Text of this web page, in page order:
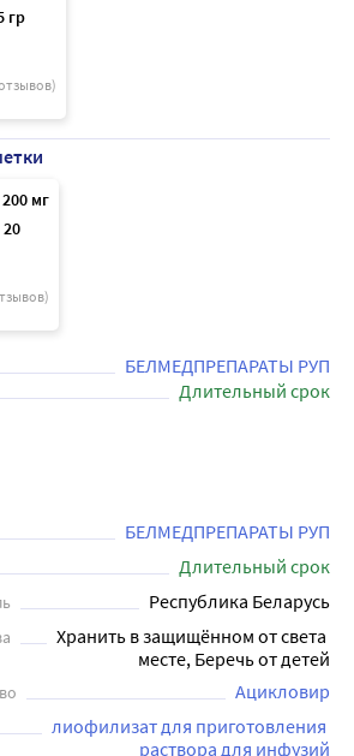
гр
200 мг
20
БЕЛМЕДПРЕПАРАТЫ РУП
Длительный срок
БЕЛМЕДПРЕПАРАТЫ РУП
Длительный срок
Республика Беларусь
Хранить в защищённом от света
месте, Беречь от детей
Ацикловир
лиофилизат для приготовления
раствора для инфузий